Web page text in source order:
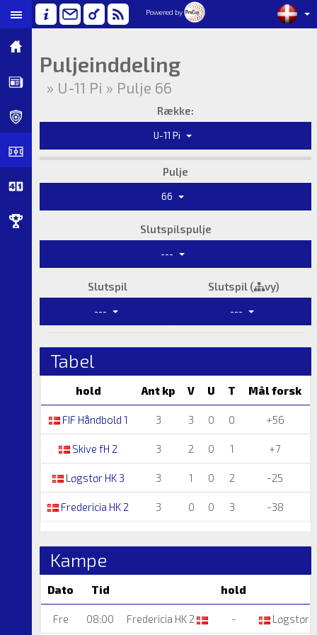
Powered by
Puljeinddeling
» U-11 Pi » Pulje 66
Række:
U-11 Pi
Pulje
66
Slutspilspulje
---
Slutspil Slutspil ( vy)
--- ---
Tabel
hold Ant kp V U T Mål forsk
FIF Håndbold 1 3 3 0 0 +56
Skive fH 2 3 2 0 1 +7
Løgstør HK 3 3 1 0 2 -25
Fredericia HK 2 3 0 0 3 -38
Kampe
Dato Tid hold
Fre 08:00 Fredericia HK 2 - Løgstør